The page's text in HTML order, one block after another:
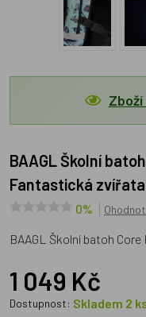
BAAGL Školní batoh Core Harry Potter
Fantastická zvířata
0%
BAAGL Školní batoh
1 049 Kč
Dostupnost: Skladem 2